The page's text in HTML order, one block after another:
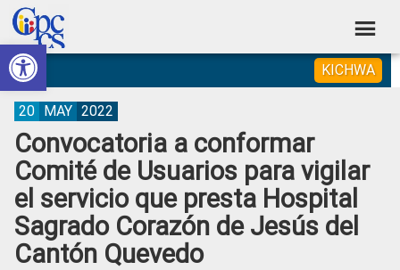
Abrir barra de herramientas
Skip
to
primary
navigation
Skip
to
main
content
Skip
to
primary
sidebar
Skip
to
footer
Consejo
de
Participación
Ciudadana
Control
Social
Construyendo
Poder
Ciudadano
KICHWA
Convocatoria a conformar
Comité de Usuarios para vigilar
el servicio que presta Hospital
Sagrado Corazón de Jesús del
Cantón Quevedo
20 MAY 2022